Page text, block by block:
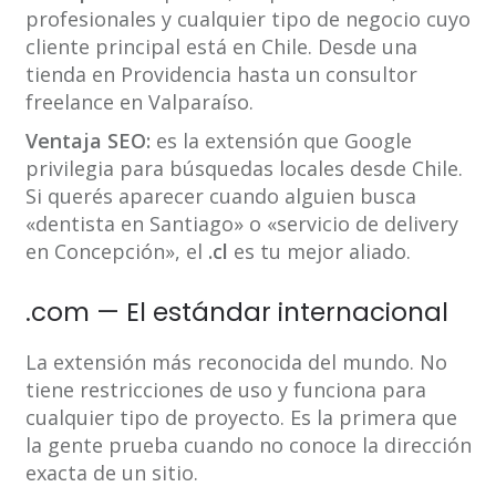
profesionales y cualquier tipo de negocio cuyo
cliente principal está en Chile. Desde una
tienda en Providencia hasta un consultor
freelance en Valparaíso.
Ventaja SEO: es la extensión que Google
privilegia para búsquedas locales desde Chile.
Si querés aparecer cuando alguien busca
«dentista en Santiago» o «servicio de delivery
en Concepción», el .cl es tu mejor aliado.
.com — El estándar internacional
La extensión más reconocida del mundo. No
tiene restricciones de uso y funciona para
cualquier tipo de proyecto. Es la primera que
la gente prueba cuando no conoce la dirección
exacta de un sitio.